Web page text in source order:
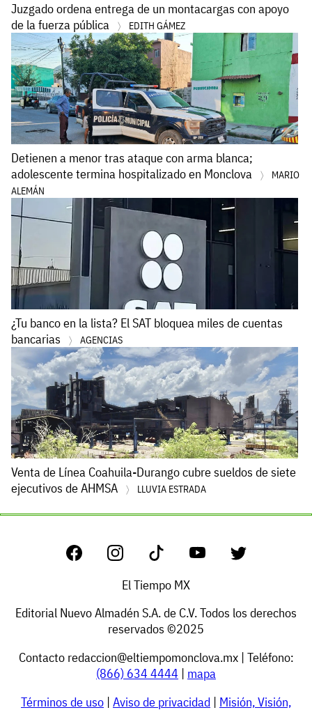
Juzgado ordena entrega de un montacargas con apoyo
de la fuerza pública
EDITH GÁMEZ
Detienen a menor tras ataque con arma blanca;
adolescente termina hospitalizado en Monclova
MARIO
ALEMÁN
¿Tu banco en la lista? El SAT bloquea miles de cuentas
bancarias
AGENCIAS
Venta de Línea Coahuila-Durango cubre sueldos de siete
ejecutivos de AHMSA
LLUVIA ESTRADA
El Tiempo MX
Editorial Nuevo Almadén S.A. de C.V. Todos los derechos
reservados ©2025
Contacto redaccion@eltiempomonclova.mx| Teléfono:
(866) 634 4444 | mapa
Términos de uso | Aviso de privacidad | Misión, Visión,